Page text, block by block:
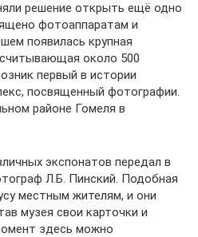
решение открыть ещё одно
фотоаппаратам и
появилась крупная
около 500
первый в истории
посвященный фотографии.
районе Гомеля в
экспонатов передал в
Л.Б. Пинский. Подобная
местным жителям, и они
музея свои карточки и
здесь можно